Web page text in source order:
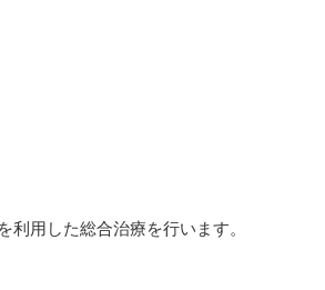
用した総合治療を行います。